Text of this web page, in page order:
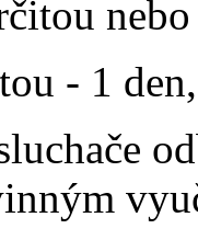
nebo
- 1